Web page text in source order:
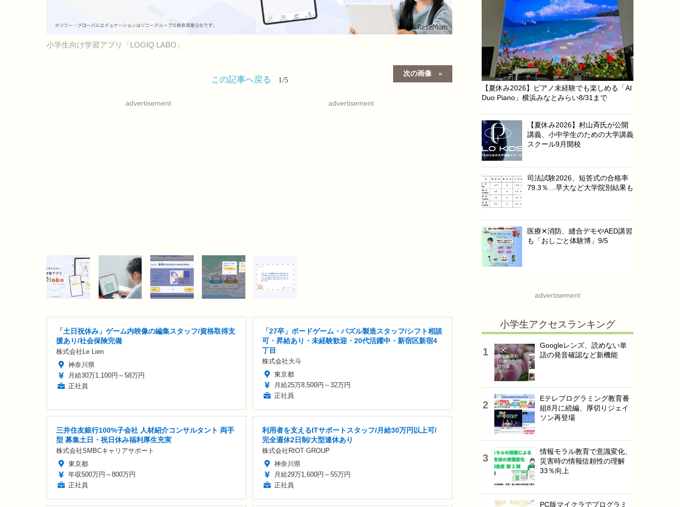
小学生向け学習アプリ「LOGIQ LABO」
次の画像
この記事へ戻る 1/5
advertisement advertisement
「土日祝休み」ゲーム内映像の編集スタッフ/資格取得支
援あり/社会保険完備
株式会社Le Lien
神奈川県
月給30万1,100円～58万円
正社員
「27卒」ボードゲーム・パズル製造スタッフ/シフト相談
可・昇給あり・未経験歓迎・20代活躍中・新宿区新宿4
丁目
株式会社大斗
東京都
月給25万8,500円～32万円
正社員
三井住友銀行100%子会社 人材紹介コンサルタント 両手
型 募集土日・祝日休み福利厚生充実
株式会社SMBCキャリアサポート
東京都
年収500万円～800万円
正社員
利用者を支えるITサポートスタッフ/月給30万円以上可/
完全週休2日制/大型連休あり
株式会社RIOT GROUP
神奈川県
月給29万1,600円～55万円
正社員
【夏休み2026】ピアノ未経験でも楽しめる「AI
Duo Piano」横浜みなとみらい8/31まで
【夏休み2026】村山斉氏が公開
講義、小中学生のための大学講義
スクール9月開校
司法試験2026、短答式の合格率
79.3％…早大など大学院別結果も
医療✕消防、縫合デモやAED講習
も「おしごと体験博」9/5
advertisement
小学生アクセスランキング
Googleレンズ、読めない単
語の発音確認など新機能
Eテレプログラミング教育番
組8月に続編、厚切りジェイ
ソン再登場
情報モラル教育で意識変化、
災害時の情報信頼性の理解
33％向上
PC版マイクラでプログラミ